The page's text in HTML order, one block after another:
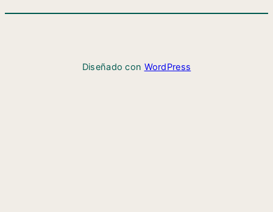
Diseñado con WordPress